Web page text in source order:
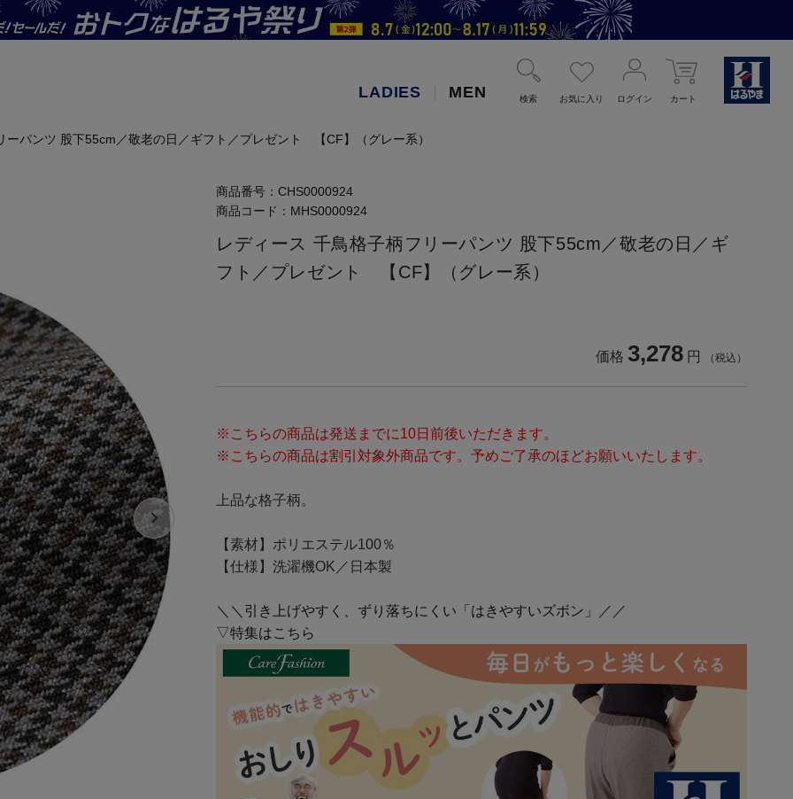
LADIES MEN 検索 お気に入り ログイン カート
ーパンツ 股下55cm／敬老の日／ギフト／プレゼント 【CF】（グレー系）
商品番号： CHS0000924
商品コード： MHS0000924
レディース 千鳥格子柄フリーパンツ 股下55cm／敬老の日／ギ
フト／プレゼント 【CF】（グレー系）
価格 3,278 円 （税込）
※こちらの商品は発送までに10日前後いただきます。
※こちらの商品は割引対象外商品です。予めご了承のほどお願いいたします。
上品な格子柄。
【素材】ポリエステル100％
【仕様】洗濯機OK／日本製
＼＼引き上げやすく、ずり落ちにくい「はきやすいズボン」／／
▽特集はこちら